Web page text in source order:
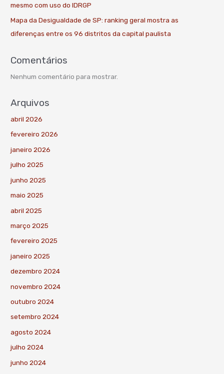
mesmo com uso do IDRGP
Mapa da Desigualdade de SP: ranking geral mostra as
diferenças entre os 96 distritos da capital paulista
Comentários
Nenhum comentário para mostrar.
Arquivos
abril 2026
fevereiro 2026
janeiro 2026
julho 2025
junho 2025
maio 2025
abril 2025
março 2025
fevereiro 2025
janeiro 2025
dezembro 2024
novembro 2024
outubro 2024
setembro 2024
agosto 2024
julho 2024
junho 2024